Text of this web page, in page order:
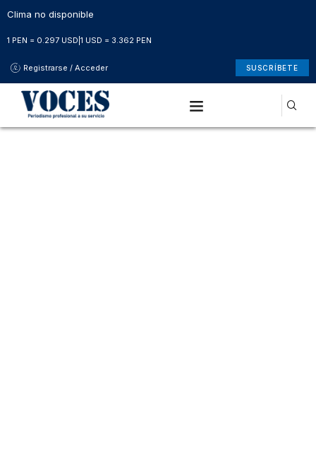
Clima no disponible
1 PEN = 0.297 USD 1 USD = 3.362 PEN
Registrarse / Acceder SUSCRÍBETE